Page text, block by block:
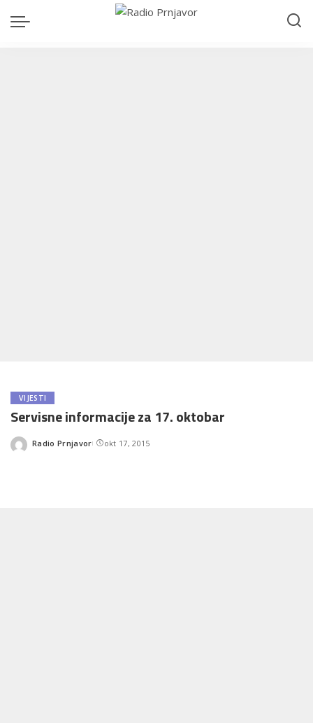
VIJESTI
Servisne informacije za 17. oktobar
Posted
Radio Prnjavor okt 17, 2015